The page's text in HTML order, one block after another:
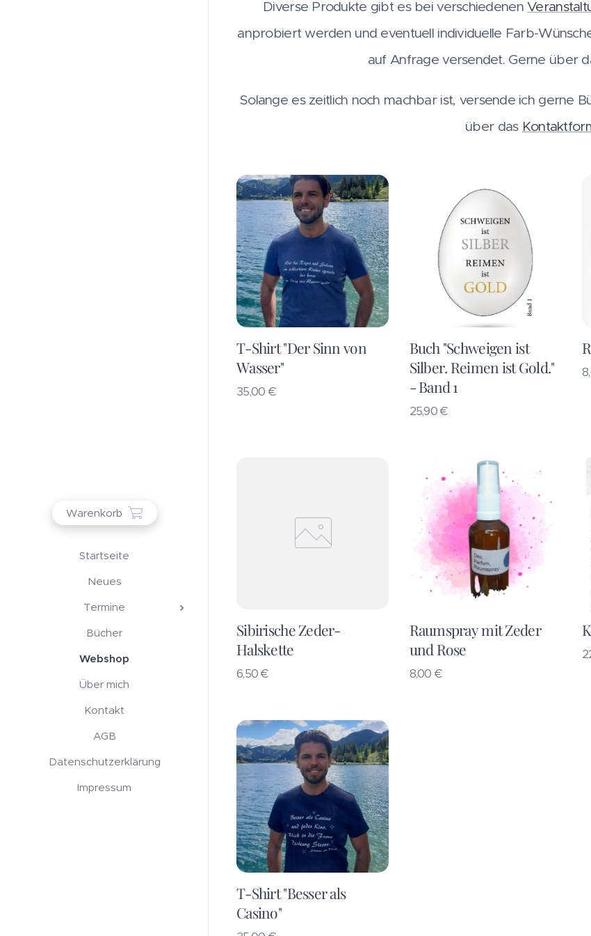
Warenkorb
Startseite
Neues
Termine
Bücher
Webshop
Über mich
Kontakt
AGB
Datenschutzerklärung
Impressum
Diverse Produkte gibt es bei verschiedenen
anprobiert werden und eventuell individuelle Farb-
auf Anfrage versendet. Gerne über
Solange es zeitlich noch machbar ist, versende ich gerne
über das
T-Shirt "Der Sinn von
Wasser"
35,00 €
Buch "Schweigen ist
Silber. Reimen ist Gold."
- Band 1
25,90€
Sibirische Zeder-
Halskette
6,50€
Raumspray mit Zeder
und Rose
8,00 €
T-Shirt "Besser als
Casino"